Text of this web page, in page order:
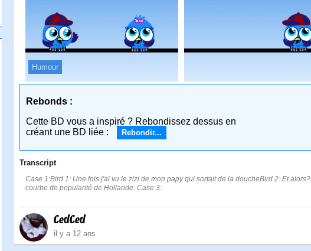
Humour
Rebonds :
Cette BD vous a inspiré ? Rebondissez dessus en
créant une BD liée :
Rebondir...
Transcript
Case 1:Bird 1: Une fois j'ai vu le zizi de mon papy qui sortait de la doucheBird 2: Et
courbe de popularité de Hollande. Case 3:
CedCed
il y a 12 ans